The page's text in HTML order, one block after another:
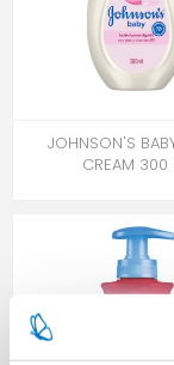
JOHNSON'S
CREAM 300